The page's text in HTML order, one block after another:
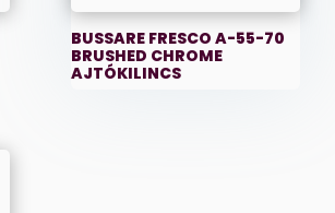
BUSSARE FRESCO A-55-70
BRUSHED CHROME
AJTÓKILINCS